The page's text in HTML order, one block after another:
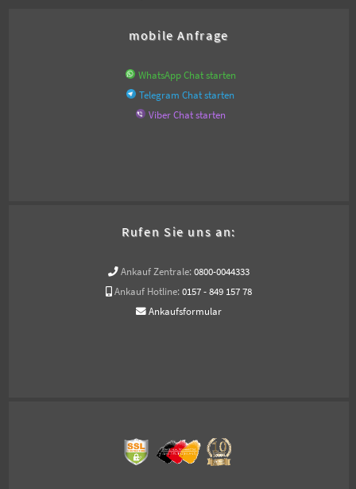
mobile Anfrage
WhatsApp Chat starten
Telegram Chat starten
Viber Chat starten
Rufen Sie uns an:
Ankauf Zentrale: 0800-0044333
Ankauf Hotline: 0157 - 849 157 78
Ankaufsformular